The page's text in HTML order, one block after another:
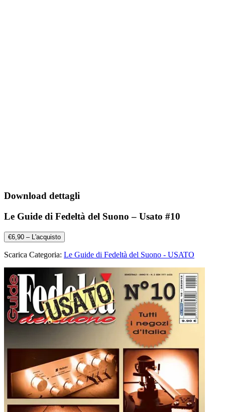
Download dettagli
Le Guide di Fedeltà del Suono – Usato #10
€6,90 – L'acquisto
Scarica Categoria: Le Guide di Fedeltà del Suono - USATO